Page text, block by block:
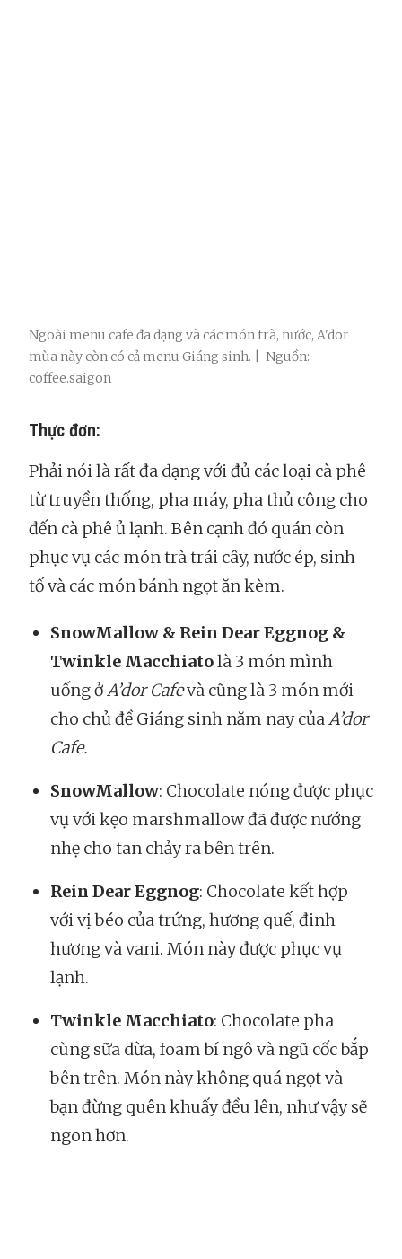
Ngoài menu cafe đa dạng và các món trà, nước, A'dor
mùa này còn có cả menu Giáng sinh. | Nguồn:
coffee.saigon
Thực đơn:
Phải nói là rất đa dạng với đủ các loại cà phê
từ truyền thống, pha máy, pha thủ công cho
đến cà phê ủ lạnh. Bên cạnh đó quán còn
phục vụ các món trà trái cây, nước ép, sinh
tố và các món bánh ngọt ăn kèm.
SnowMallow & Rein Dear Eggnog &
Twinkle Macchiatolà 3 món mình
uống ởA’dor Cafevà cũng là 3 món mới
cho chủ đề Giáng sinh năm nay củaA’dor
Cafe.
SnowMallow: Chocolate nóng được phục
vụ với kẹo marshmallow đã được nướng
nhẹ cho tan chảy ra bên trên.
Rein Dear Eggnog: Chocolate kết hợp
với vị béo của trứng, hương quế, đinh
hương và vani. Món này được phục vụ
lạnh.
Twinkle Macchiato: Chocolate pha
cùng sữa dừa, foam bí ngô và ngũ cốc bắp
bên trên. Món này không quá ngọt và
bạn đừng quên khuấy đều lên, như vậy sẽ
ngon hơn.